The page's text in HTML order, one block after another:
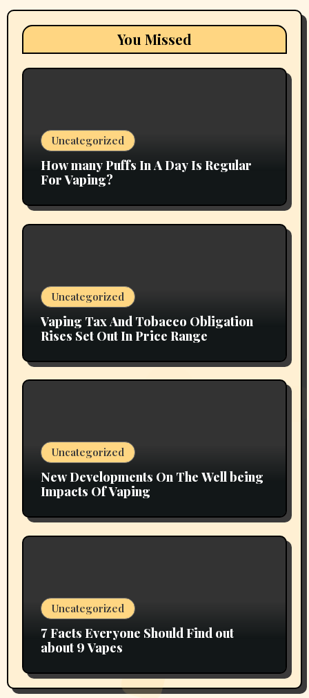
You Missed
Uncategorized
How many Puffs In A Day Is Regular
For Vaping?
Uncategorized
Vaping Tax And Tobacco Obligation
Rises Set Out In Price Range
Uncategorized
New Developments On The Well being
Impacts Of Vaping
Uncategorized
7 Facts Everyone Should Find out
about 9 Vapes